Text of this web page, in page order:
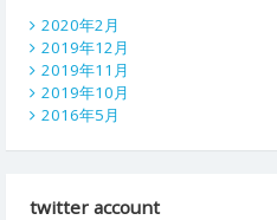
2020年2月
2019年12月
2019年11月
2019年10月
2016年5月
twitter account